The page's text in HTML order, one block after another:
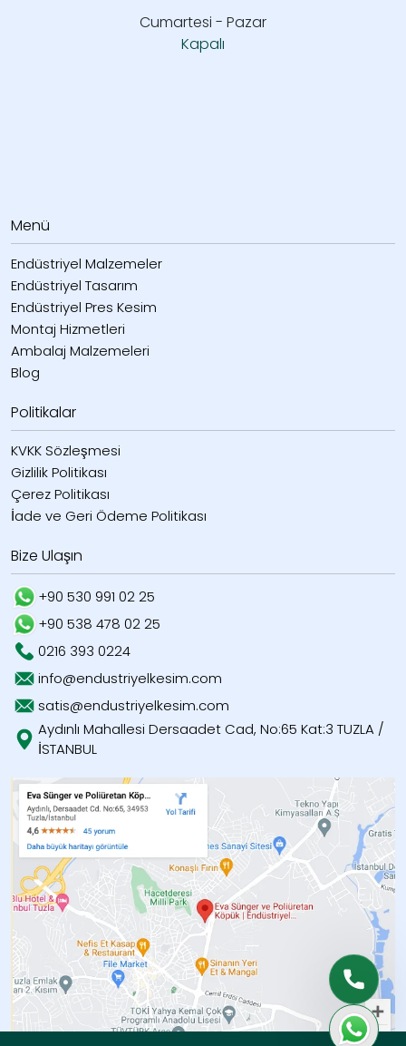
Cumartesi - Pazar
Kapalı
Menü
Endüstriyel Malzemeler
Endüstriyel Tasarım
Endüstriyel Pres Kesim
Montaj Hizmetleri
Ambalaj Malzemeleri
Blog
Politikalar
KVKK Sözleşmesi
Gizlilik Politikası
Çerez Politikası
İade ve Geri Ödeme Politikası
Bize Ulaşın
+90 530 991 02 25
+90 538 478 02 25
0216 393 0224
info@endustriyelkesim.com
satis@endustriyelkesim.com
Aydınlı Mahallesi Dersaadet Cad, No:65 Kat:3 TUZLA /
İSTANBUL